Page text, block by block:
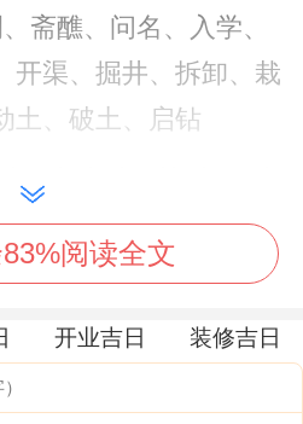
斋醮、问名、入学、
开渠、掘井、拆卸、栽
土、破土、启钻
搬迁新宅 乔迁新居 入
时进行开业典礼！
月6日星期日
年十月廿八号
阅读全文
开业吉日 装修吉日